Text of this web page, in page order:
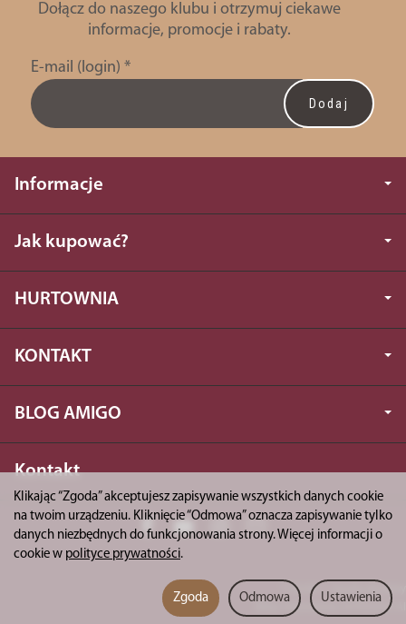
Dołącz do naszego klubu i otrzymuj ciekawe
informacje, promocje i rabaty.
E-mail (login) *
Informacje
Jak kupować?
HURTOWNIA
KONTAKT
BLOG AMIGO
Kontakt
*) brutto +
koszty dostawy
Sklep internetowy SOTESHOP AI
Klikając “Zgoda” akceptujesz zapisywanie wszystkich danych cookie
na twoim urządzeniu. Kliknięcie “Odmowa” oznacza zapisywanie tylko
danych niezbędnych do funkcjonowania strony. Więcej informacji o
cookie w polityce prywatności.
Ustawienia
Odmowa
Zgoda